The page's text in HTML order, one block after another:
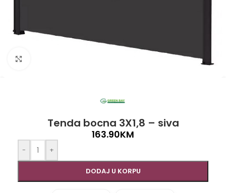
Tenda bocna 3X1,8 – siva
163.90KM
- +
DODAJ U KORPU